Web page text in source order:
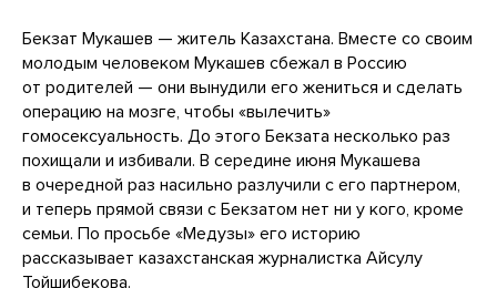
Бекзат Мукашев — житель Казахстана. Вместе со своим
молодым человеком Мукашев сбежал в Россию
от родителей — они вынудили его жениться и сделать
операцию на мозге, чтобы «вылечить»
гомосексуальность. До этого Бекзата несколько раз
похищали и избивали. В середине июня Мукашева
в очередной раз насильно разлучили с его партнером,
и теперь прямой связи с Бекзатом нет ни у кого, кроме
семьи. По просьбе «Медузы» его историю
рассказывает казахстанская журналистка Айсулу
Тойшибекова.